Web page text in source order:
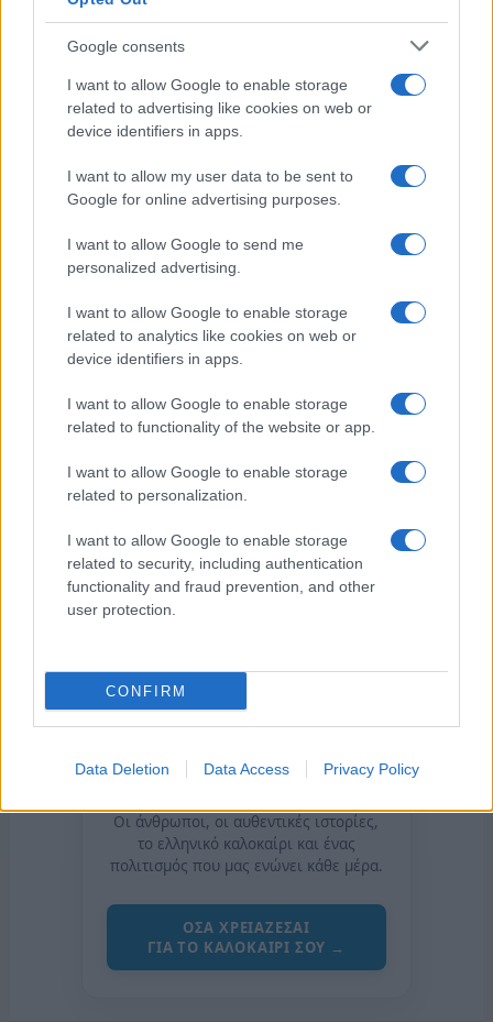
Google consents
I want to allow Google to enable storage
related to advertising like cookies on web or
device identifiers in apps.
I want to allow my user data to be sent to
Google for online advertising purposes.
I want to allow Google to send me
personalized advertising.
I want to allow Google to enable storage
related to analytics like cookies on web or
device identifiers in apps.
I want to allow Google to enable storage
related to functionality of the website or app.
I want to allow Google to enable storage
related to personalization.
I want to allow Google to enable storage
related to security, including authentication
functionality and fraud prevention, and other
user protection.
CONFIRM
Data Deletion Data Access Privacy Policy
Οι άνθρωποι, οι αυθεντικές ιστορίες,
το ελληνικό καλοκαίρι και ένας
πολιτισμός που μας ενώνει κάθε μέρα.
ΟΣΑ ΧΡΕΙΑΖΕΣΑΙ
ΓΙΑ ΤΟ ΚΑΛΟΚΑΙΡΙ ΣΟΥ →